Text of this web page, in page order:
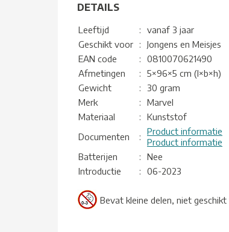
DETAILS
Leeftijd :
vanaf 3 jaar
Geschikt voor
:
Jongens en Meisjes
EAN code
:
0810070621490
Afmetingen
:
5×96×5 cm (l×b×h)
Gewicht
:
30 gram
Merk
:
Marvel
Materiaal
:
Kunststof
Documenten
:
Product informatie
Product informatie
Batterijen
:
Nee
Introductie
: 06-2023
Bevat kleine delen, niet